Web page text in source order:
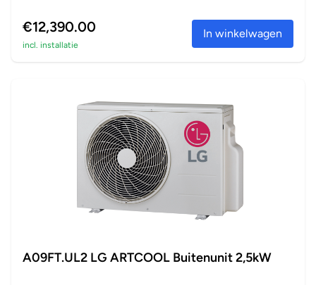
€12,390.00
incl. installatie
In winkelwagen
A09FT.UL2 LG ARTCOOL Buitenunit 2,5kW